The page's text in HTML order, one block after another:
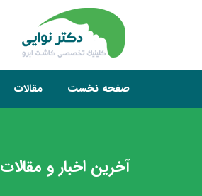
صفحه نخست مقالات
آخرین اخبار و مقالات